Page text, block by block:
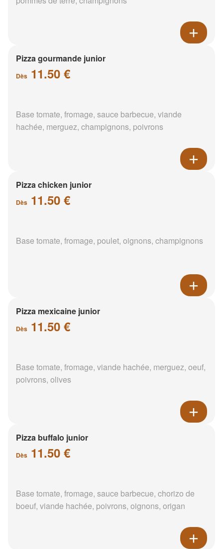
Pizza gourmande junior
Dès 11.50 €
Base tomate, fromage, sauce barbecue, viande
hachée, merguez, champignons, poivrons
Pizza chicken junior
Dès 11.50 €
Base tomate, fromage, poulet, oignons, champignons
Pizza mexicaine junior
Dès 11.50 €
Base tomate, fromage, viande hachée, merguez, oeuf,
poivrons, olives
Pizza buffalo junior
Dès 11.50 €
Base tomate, fromage, sauce barbecue, chorizo de
boeuf, viande hachée, poivrons, oignons, origan